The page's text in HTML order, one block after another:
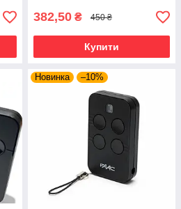
382,50 ₴ 450 ₴
Купити
Новинка –10%